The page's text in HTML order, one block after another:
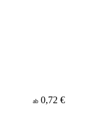
ab 0,72 €